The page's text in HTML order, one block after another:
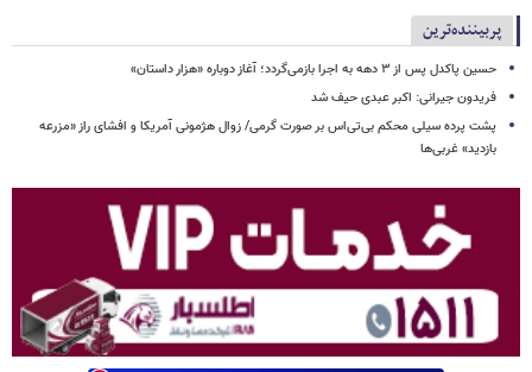
پربیننده‌ترین
حسین پاکدل پس از ۳ دهه به اجرا بازمی‌گردد؛ آغاز دوباره «هزار داستان»
فریدون جیرانی: اکبر عبدی حیف شد
پشت پرده سیلی محکم بی‌تی‌اس بر صورت گرمی/ زوال هژمونی آمریکا و افشای راز «مزرعه
بازدید» غربی‌ها